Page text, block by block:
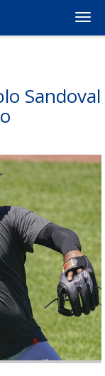
Sandoval